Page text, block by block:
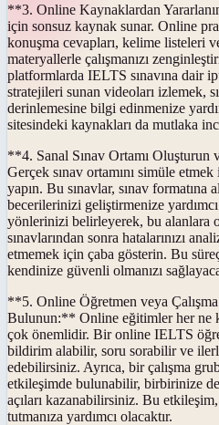
**3. Online Kaynaklardan
için sonsuz kaynak sunar. Online
konuşma cevapları, kelime listeleri
materyallerle çalışmanızı
platformlarda IELTS sınavına dair
stratejileri sunan videoları izlemek,
derinlemesine bilgi edinmenize
sitesindeki kaynakları da mutlaka
**4. Sanal Sınav Ortamı Oluşturun
Gerçek sınav ortamını simüle
yapın. Bu sınavlar, sınav formatına
becerilerinizi geliştirmenize
yönlerinizi belirleyerek, bu alanlara
sınavlarından sonra hatalarınızı
etmemek için çaba gösterin. Bu
kendinize güvenli olmanızı
**5. Online Öğretmen veya
Bulunun:** Online eğitimler her ne
çok önemlidir. Bir online IELTS
bildirim alabilir, soru sorabilir ve
edebilirsiniz. Ayrıca, bir çalışma
etkileşimde bulunabilir, birbirinize
açıları kazanabilirsiniz. Bu
tutmanıza yardımcı olacaktır.